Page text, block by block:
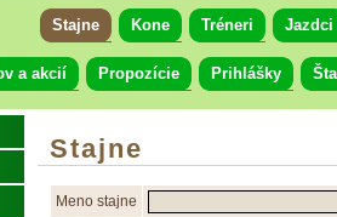
Stajne Kone Tréneri Jazdci
a akcií Propozície Prihlášky
Stajne
Meno stajne